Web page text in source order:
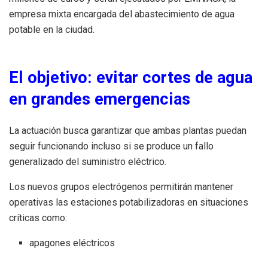
empresa mixta encargada del abastecimiento de agua
potable en la ciudad.
El objetivo: evitar cortes de agua
en grandes emergencias
La actuación busca garantizar que ambas plantas puedan
seguir funcionando incluso si se produce un fallo
generalizado del suministro eléctrico.
Los nuevos grupos electrógenos permitirán mantener
operativas las estaciones potabilizadoras en situaciones
críticas como:
apagones eléctricos